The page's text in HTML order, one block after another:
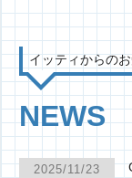
イッティからの
NEWS
2025/11/23